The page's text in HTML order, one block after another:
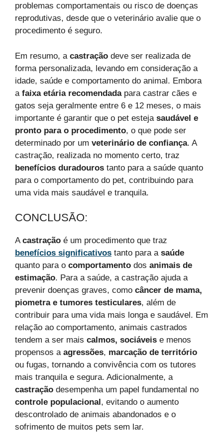
problemas comportamentais ou risco de doenças
reprodutivas, desde que o veterinário avalie que o
procedimento é seguro.
Em resumo, a castração deve ser realizada de
forma personalizada, levando em consideração a
idade, saúde e comportamento do animal. Embora
a faixa etária recomendadapara castrar cães e
gatos seja geralmente entre 6 e 12 meses, o mais
importante é garantir que o pet esteja saudável e
pronto para o procedimento, o que pode ser
determinado por um veterinário de confiança. A
castração, realizada no momento certo, traz
benefícios duradouros tanto para a saúde quanto
para o comportamento do pet, contribuindo para
uma vida mais saudável e tranquila.
CONCLUSÃO:
Acastração é um procedimento que traz
benefícios significativos tanto para a saúde
quanto para o comportamento dos animais de
estimação. Para a saúde, a castração ajuda a
prevenir doenças graves, como câncer de mama,
piometra e tumores testiculares, além de
contribuir para uma vida mais longa e saudável. Em
relação ao comportamento, animais castrados
tendem a ser mais calmos, sociáveis e menos
propensos a agressões, marcação de território
ou fugas, tornando a convivência com os tutores
mais tranquila e segura. Adicionalmente, a
castração desempenha um papel fundamental no
controle populacional, evitando o aumento
descontrolado de animais abandonados e o
sofrimento de muitos pets sem lar.